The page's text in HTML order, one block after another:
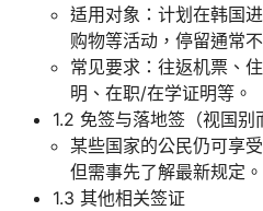
适用对象：计划在韩国
购物等活动，停留通常
常见要求：往返机票、
明、在职/在学证明等。
1.2 免签与落地签（视国别
某些国家的公民仍可享
但需事先了解最新规定。
1.3 其他相关签证